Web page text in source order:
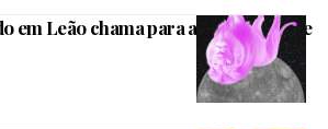
em Leão chama para a temporada de